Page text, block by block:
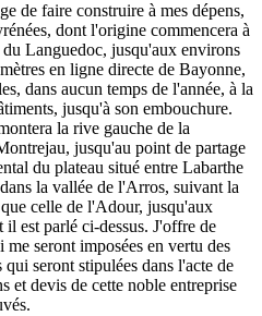
de faire construire à mes dépens,
dont l'origine commencera à
Languedoc, jusqu'aux environs
en ligne directe de Bayonne,
dans aucun temps de l'année, à la
jusqu'à son embouchure.
la rive gauche de la
jusqu'au point de partage
du plateau situé entre Labarthe
la vallée de l'Arros, suivant la
celle de l'Adour, jusqu'aux
est parlé ci-dessus. J'offre de
seront imposées en vertu des
seront stipulées dans l'acte de
et devis de cette noble entreprise